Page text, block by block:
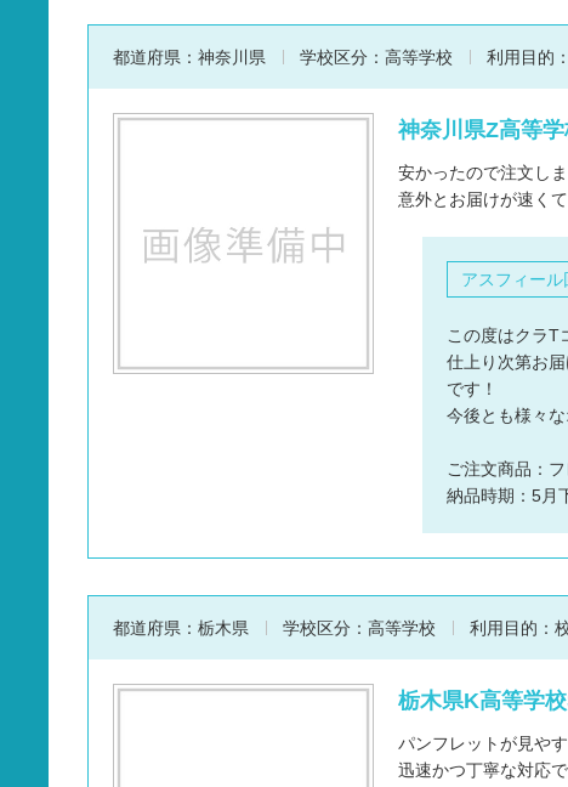
都道府県： 神奈川県 学校区分： 高等学校 利用目的：
神奈川県Z高等
安かったので注文しま
意外とお届けが速く
アスフィール
この度はクラT
仕上り次第お
です！
今後とも様々
ご注文商品：
納品時期：5月
都道府県： 栃木県 学校区分： 高等学校 利用目的：
栃木県K高等学
パンフレットが見や
迅速かつ丁寧な対応